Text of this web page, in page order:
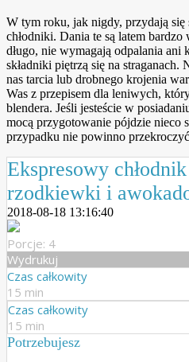
W tym roku, jak nigdy, przydają się
chłodniki. Dania te są latem
długo, nie wymagają odpalania ani
składniki piętrzą się na
nas tarcia lub drobnego krojenia
Was z przepisem dla leniwych,
blendera. Jeśli jesteście w
mocą przygotowanie pójdzie nieco
przypadku nie powinno
Ekspresowy
rzodkiewki i
2018-08-18 13:16:40
Porcje: 4
Wydrukuj
Czas całkowity
15 min
Czas całkowity
15 min
Potrzebujesz